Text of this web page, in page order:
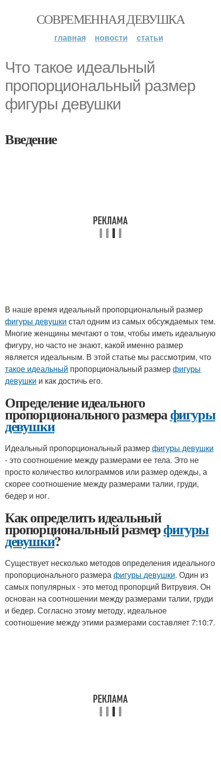
СОВРЕМЕННАЯ ДЕВУШКА
главная новости статьи
Что такое идеальный
пропорциональный размер
фигуры девушки
Введение
В наше время идеальный пропорциональный размер
фигуры девушки стал одним из самых обсуждаемых тем.
Многие женщины мечтают о том, чтобы иметь идеальную
фигуру, но часто не знают, какой именно размер
является идеальным. В этой статье мы рассмотрим, что
такое идеальный пропорциональный размерфигуры
девушки и как достичь его.
Определение идеального
пропорционального размерафигуры
девушки
Идеальный пропорциональный размерфигуры девушки
- это соотношение между размерами ее тела. Это не
просто количество килограммов или размер одежды, а
скорее соотношение между размерами талии, груди,
бедер и ног.
Как определить идеальный
пропорциональный размерфигуры
девушки?
Существует несколько методов определения идеального
пропорционального размерафигуры девушки. Один из
самых популярных - это метод пропорций Витрувия. Он
основан на соотношении между размерами талии, груди
и бедер. Согласно этому методу, идеальное
соотношение между этими размерами составляет 7:10:7.